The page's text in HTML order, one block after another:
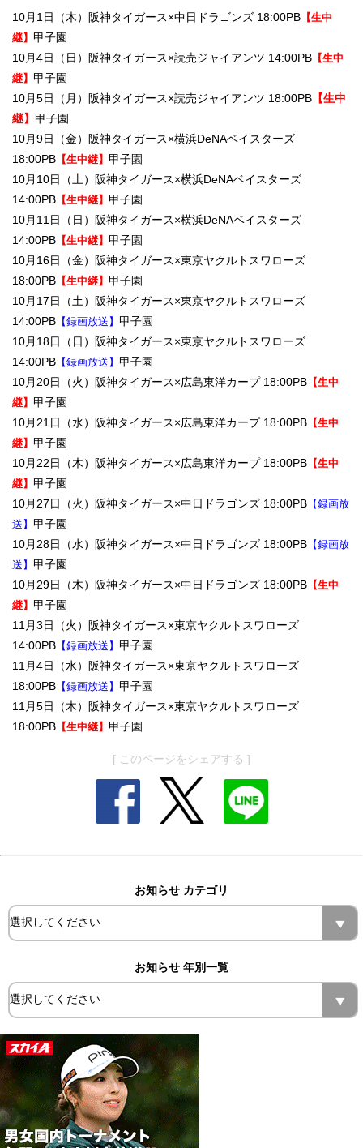
10月1日（木）阪神タイガース×中日ドラゴンズ 18:00PB 【生中
継】 甲子園
10月4日（日）阪神タイガース×読売ジャイアンツ 14:00PB 【生中
継】 甲子園
10月5日（月）阪神タイガース×読売ジャイアンツ 18:00PB 【生中
継】 甲子園
10月9日（金）阪神タイガース×横浜DeNAベイスターズ
18:00PB 【生中継】 甲子園
10月10日（土）阪神タイガース×横浜DeNAベイスターズ
14:00PB 【生中継】 甲子園
10月11日（日）阪神タイガース×横浜DeNAベイスターズ
14:00PB 【生中継】 甲子園
10月16日（金）阪神タイガース×東京ヤクルトスワローズ
18:00PB 【生中継】 甲子園
10月17日（土）阪神タイガース×東京ヤクルトスワローズ
14:00PB 【録画放送】 甲子園
10月18日（日）阪神タイガース×東京ヤクルトスワローズ
14:00PB 【録画放送】 甲子園
10月20日（火）阪神タイガース×広島東洋カープ 18:00PB 【生中
継】 甲子園
10月21日（水）阪神タイガース×広島東洋カープ 18:00PB 【生中
継】 甲子園
10月22日（木）阪神タイガース×広島東洋カープ 18:00PB 【生中
継】 甲子園
10月27日（火）阪神タイガース×中日ドラゴンズ 18:00PB 【録画放
送】 甲子園
10月28日（水）阪神タイガース×中日ドラゴンズ 18:00PB 【録画放
送】 甲子園
10月29日（木）阪神タイガース×中日ドラゴンズ 18:00PB 【生中
継】 甲子園
11月3日（火）阪神タイガース×東京ヤクルトスワローズ
14:00PB 【録画放送】 甲子園
11月4日（水）阪神タイガース×東京ヤクルトスワローズ
18:00PB 【録画放送】 甲子園
11月5日（木）阪神タイガース×東京ヤクルトスワローズ
18:00PB 【生中継】 甲子園
[ このページをシェアする ]
お知らせ カテゴリ
お知らせ 年別一覧